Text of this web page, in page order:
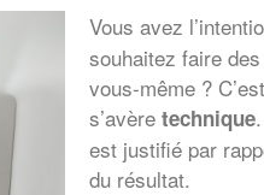
Vous avez
souhaitez faire
vous-même ?
s’avère technique
est justifié par
du résultat.